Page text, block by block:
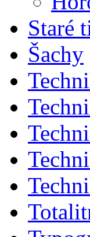
Staré
Šachy